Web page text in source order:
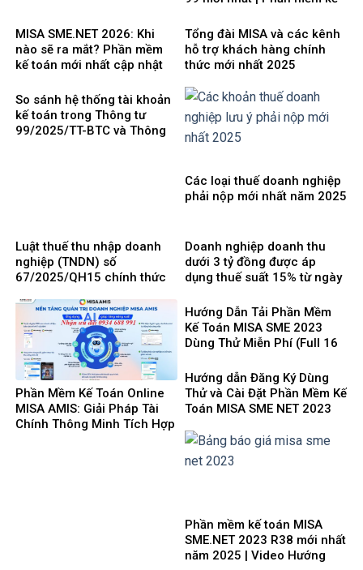
MISA SME.NET 2026: Khi
nào sẽ ra mắt? Phần mềm
kế toán mới nhất cập nhật
Tổng đài MISA và các kênh
hỗ trợ khách hàng chính
thức mới nhất 2025
So sánh hệ thống tài khoản
kế toán trong Thông tư
99/2025/TT-BTC và Thông
Các loại thuế doanh nghiệp
phải nộp mới nhất năm 2025
Luật thuế thu nhập doanh
nghiệp (TNDN) số
67/2025/QH15 chính thức
01/10/2025 và 8 điểm mới
cần lưu ý
Doanh nghiệp doanh thu
dưới 3 tỷ đồng được áp
dụng thuế suất 15% từ ngày
Phần Mềm Kế Toán Online
MISA AMIS: Giải Pháp Tài
Chính Thông Minh Tích Hợp
Hướng Dẫn Tải Phần Mềm
Kế Toán MISA SME 2023
Dùng Thử Miễn Phí (Full 16
Hướng dẫn Đăng Ký Dùng
Thử và Cài Đặt Phần Mềm Kế
Toán MISA SME NET 2023
Phần mềm kế toán MISA
SME.NET 2023 R38 mới nhất
năm 2025 | Video Hướng